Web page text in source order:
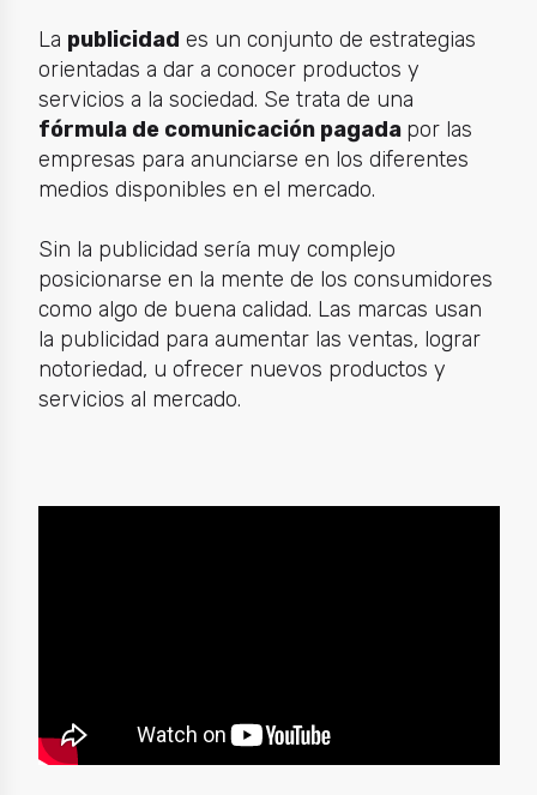
La publicidad es un conjunto de estrategias
orientadas a dar a conocer productos y
servicios a la sociedad. Se trata de una
fórmula de comunicación pagada por las
empresas para anunciarse en los diferentes
medios disponibles en el mercado.
Sin la publicidad sería muy complejo
posicionarse en la mente de los consumidores
como algo de buena calidad. Las marcas usan
la publicidad para aumentar las ventas, lograr
notoriedad, u ofrecer nuevos productos y
servicios al mercado.